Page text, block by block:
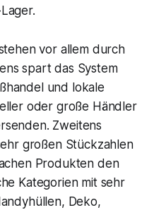
vor allem durch
spart das System
und lokale
oder große Händler
Zweitens
großen Stückzahlen
Produkten den
Kategorien mit sehr
Deko,